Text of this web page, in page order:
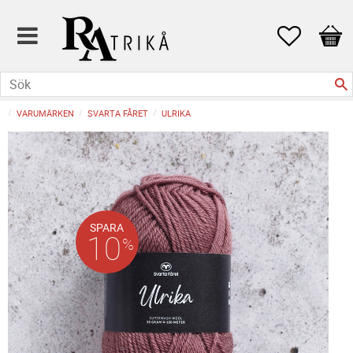
Favoriter
VARUMÄRKEN SVARTA FÅRET ULRIKA
SPARA
10%